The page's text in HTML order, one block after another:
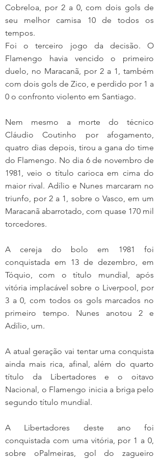
Cobreloa, por 2 a 0, com dois gols de
seu melhor camisa 10 de todos os
tempos.
Foi o terceiro jogo da decisão. O
Flamengo havia vencido o primeiro
duelo, no Maracanã, por 2 a 1, também
com dois gols de Zico, e perdido por 1 a
0 o confronto violento em Santiago.
Nem mesmo a morte do técnico
Cláudio Coutinho por afogamento,
quatro dias depois, tirou a gana do time
do Flamengo. No dia 6 de novembro de
1981, veio o título carioca em cima do
maior rival. Adílio e Nunes marcaram no
triunfo, por 2 a 1, sobre o Vasco, em um
Maracanã abarrotado, com quase 170 mil
torcedores.
A cereja do bolo em 1981 foi
conquistada em 13 de dezembro, em
Tóquio, com o título mundial, após
vitória implacável sobre o Liverpool, por
3 a 0, com todos os gols marcados no
primeiro tempo. Nunes anotou 2 e
Adílio, um.
A atual geração vai tentar uma conquista
ainda mais rica, afinal, além do quarto
título da Libertadores e o oitavo
Nacional, o Flamengo inicia a briga pelo
segundo título mundial.
A Libertadores deste ano foi
conquistada com uma vitória, por 1 a 0,
sobre oPalmeiras, gol do zagueiro